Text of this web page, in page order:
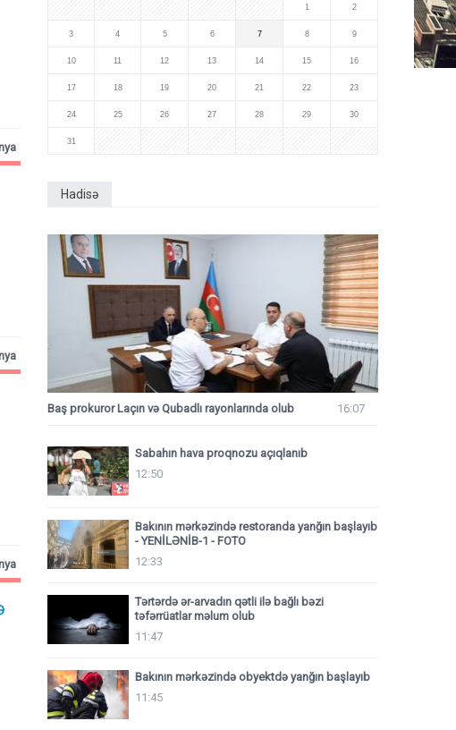
1 2
3 4 5 6 7 8 9
10 11 12 13 14 15 16
17 18 19 20 21 22 23
24 25 26 27 28 29 30
31
Hadisə
Baş prokuror Laçın və Qubadlı rayonlarında olub 16:07
Sabahın hava proqnozu açıqlanıb
12:50
Bakının mərkəzində restoranda yanğın başlayıb
- YENİLƏNİB-1 - FOTO
12:33
Tərtərdə ər-arvadın qətli ilə bağlı bəzi
təfərrüatlar məlum olub
11:47
Bakının mərkəzində obyektdə yanğın başlayıb
11:45